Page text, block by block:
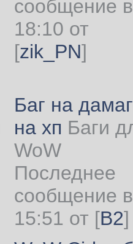
сообщение в
18:10 от
[zik_PN]
Баг на
на хп Баги
WoW
Последнее
сообщение в
15:51 от [B2]